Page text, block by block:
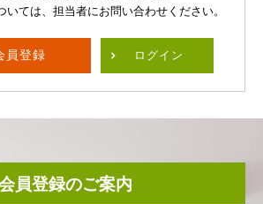
ては、担当者にお問い合わせください。
員登録 ログイン
員登録のご案内